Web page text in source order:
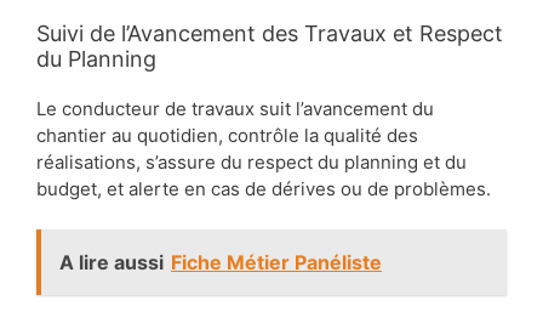
Suivi de l’Avancement des Travaux et Respect
du Planning
Le conducteur de travaux suit l’avancement du
chantier au quotidien, contrôle la qualité des
réalisations, s’assure du respect du planning et du
budget, et alerte en cas de dérives ou de problèmes.
A lire aussi Fiche Métier Panéliste